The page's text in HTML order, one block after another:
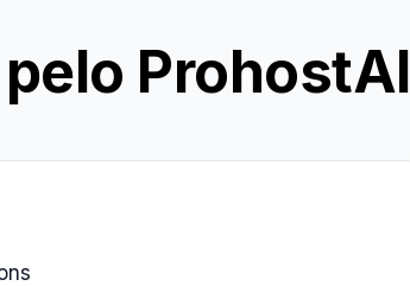
ProhostAI